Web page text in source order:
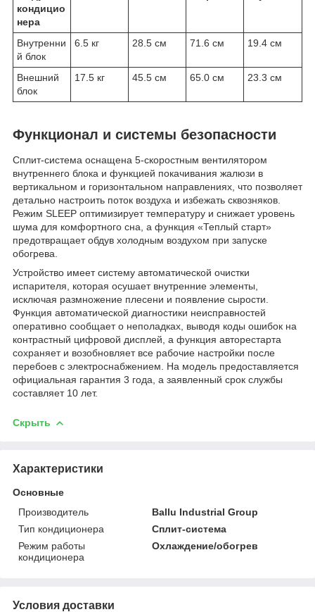
кондицио
нера
Внутренни
й блок
6.5 кг 28.5 см 71.6 см 19.4 см
Внешний
блок
17.5 кг 45.5 см 65.0 см 23.3 см
Функционал и системы безопасности
Сплит-система оснащена 5-скоростным вентилятором
внутреннего блока и функцией покачивания жалюзи в
вертикальном и горизонтальном направлениях, что позволяет
детально настроить поток воздуха и избежать сквозняков.
Режим SLEEP оптимизирует температуру и снижает уровень
шума для комфортного сна, а функция «Теплый старт»
предотвращает обдув холодным воздухом при запуске
обогрева.
Устройство имеет систему автоматической очистки
испарителя, которая осушает внутренние элементы,
исключая размножение плесени и появление сырости.
Функция автоматической диагностики неисправностей
оперативно сообщает о неполадках, выводя коды ошибок на
контрастный цифровой дисплей, а функция авторестарта
сохраняет и возобновляет все рабочие настройки после
перебоев с электроснабжением. На модель предоставляется
официальная гарантия 3 года, а заявленный срок службы
составляет 10 лет.
Скрыть
Характеристики
Основные
Производитель
Ballu Industrial Group
Тип кондиционера
Сплит-система
Режим работы
кондиционера
Охлаждение/обогрев
Условия доставки